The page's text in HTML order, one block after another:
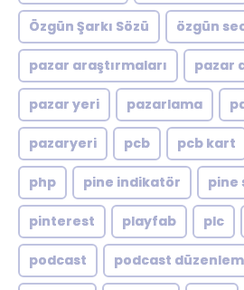
Özgün Şarkı Sözü özgün
pazar araştırmaları pazar
pazar yeri pazarlama
pazaryeri pcb pcb kart
php pine indikatör pine
pinterest playfab plc
podcast podcast